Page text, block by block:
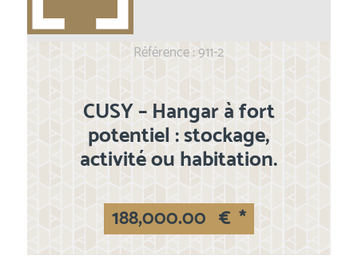
Référence : 911-2
CUSY – Hangar à fort
potentiel : stockage,
activité ou habitation.
188,000.00 € *